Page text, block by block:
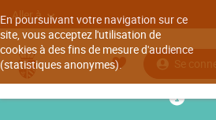
En poursuivant votre navigation sur ce
site, vous acceptez l'utilisation de
cookies à des fins de mesure d'audience
(statistiques anonymes).
Aller à
Se